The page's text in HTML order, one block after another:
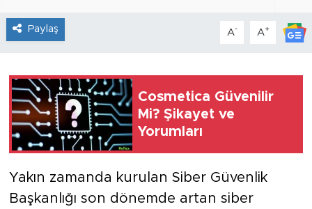
Paylaş A- A+
Cosmetica Güvenilir
Mi? Şikayet ve
Yorumları
Yakın zamanda kurulan Siber Güvenlik
Başkanlığı son dönemde artan siber